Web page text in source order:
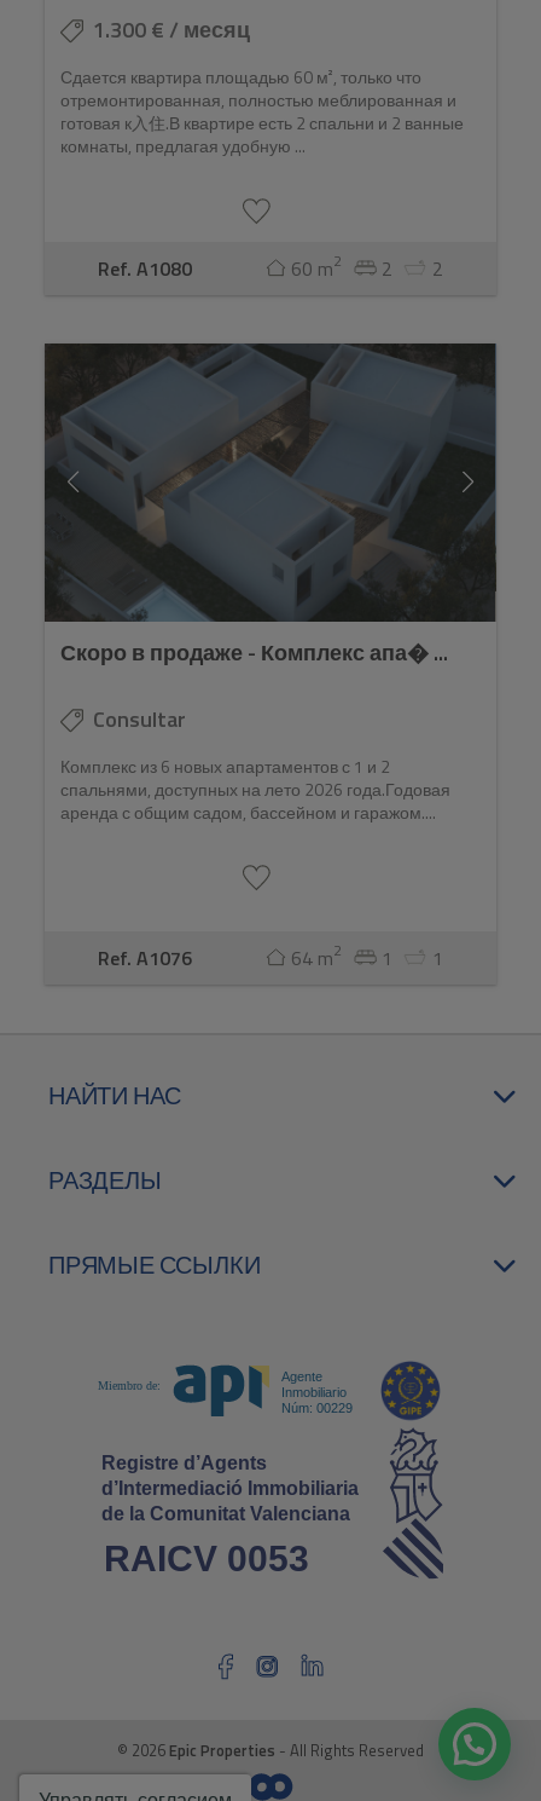
1.300 € / месяц
Сдается квартира площадью 60 м², только что
отремонтированная, полностью меблированная и
готовая к入住.В квартире есть 2 спальни и 2 ванные
комнаты, предлагая удобную ...
Ref. A1080 60 m2 2 2
Скоро в продаже - Комплекс апа� ...
Consultar
Комплекс из 6 новых апартаментов с 1 и 2
спальнями, доступных на лето 2026 года.Годовая
аренда с общим садом, бассейном и гаражом....
Ref. A1076 64 m2 1 1
НАЙТИ НАС
РАЗДЕЛЫ
ПРЯМЫЕ ССЫЛКИ
© 2026 Epic Properties - All Rights Reserved